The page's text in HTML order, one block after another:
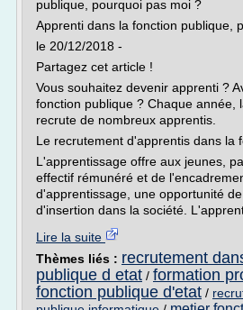
publique, pourquoi pas moi ?
Apprenti dans la fonction publique,
le 20/12/2018 -
Partagez cet article !
Vous souhaitez devenir apprenti ?
fonction publique ? Chaque année,
recrute de nombreux apprentis.
Le recrutement d'apprentis dans la
L'apprentissage offre aux jeunes,
effectif rémunéré et de
d'apprentissage, une opportunité
d'insertion dans la société.
Lire la suite
Thèmes liés : recrutement
publique d etat / formation
fonction publique d'etat /